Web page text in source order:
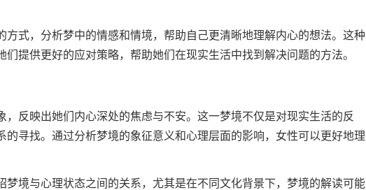
方式，分析梦中的情感和情境，帮助自己更清晰地理解内心的想法。这种
们提供更好的应对策略，帮助她们在现实生活中找到解决问题的方法。
，反映出她们内心深处的焦虑与不安。这一梦境不仅是对现实生活的反
的寻找。通过分析梦境的象征意义和心理层面的影响，女性可以更好地理
梦境与心理状态之间的关系，尤其是在不同文化背景下，梦境的解读可能